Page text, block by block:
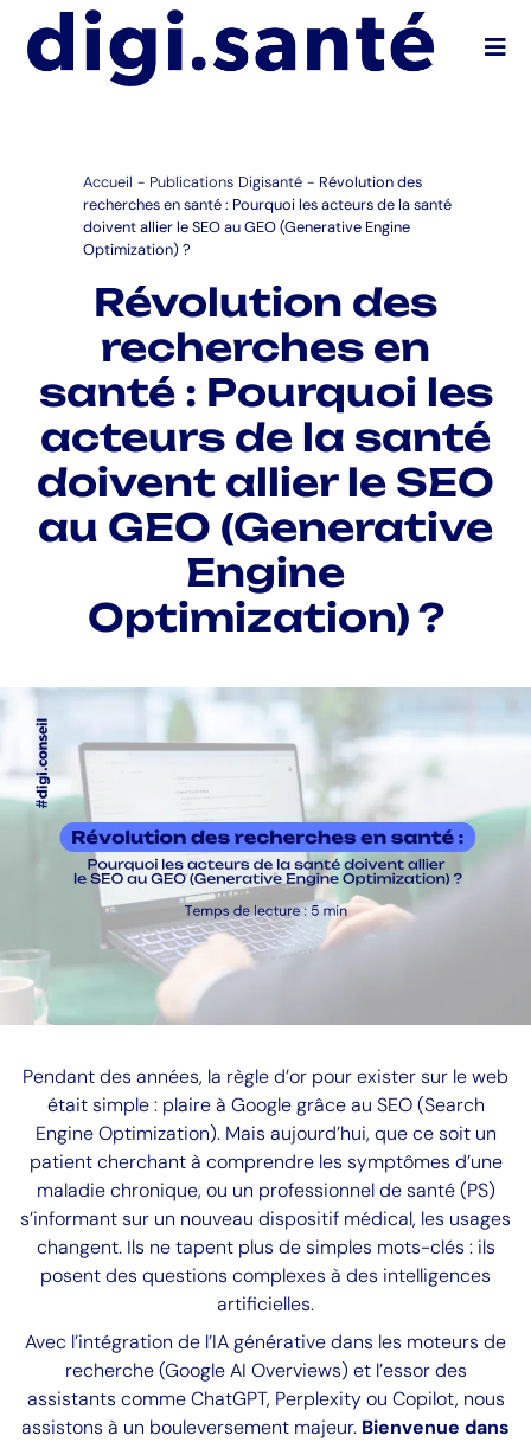
Accueil - Publications Digisanté - Révolution des
recherches en santé : Pourquoi les acteurs de la santé
doivent allier le SEO au GEO (Generative Engine
Optimization) ?
Révolution des
recherches en
santé : Pourquoi les
acteurs de la santé
doivent allier le SEO
au GEO (Generative
Engine
Optimization) ?
Pendant des années, la règle d’or pour exister sur le web
était simple : plaire à Google grâce au SEO (Search
Engine Optimization). Mais aujourd’hui, que ce soit un
patient cherchant à comprendre les symptômes d’une
maladie chronique, ou un professionnel de santé (PS)
s’informant sur un nouveau dispositif médical, les usages
changent. Ils ne tapent plus de simples mots-clés : ils
posent des questions complexes à des intelligences
artificielles.
Avec l’intégration de l’IA générative dans les moteurs de
recherche (Google AI Overviews) et l’essor des
assistants comme ChatGPT, Perplexity ou Copilot, nous
assistons à un bouleversement majeur. Bienvenue dans